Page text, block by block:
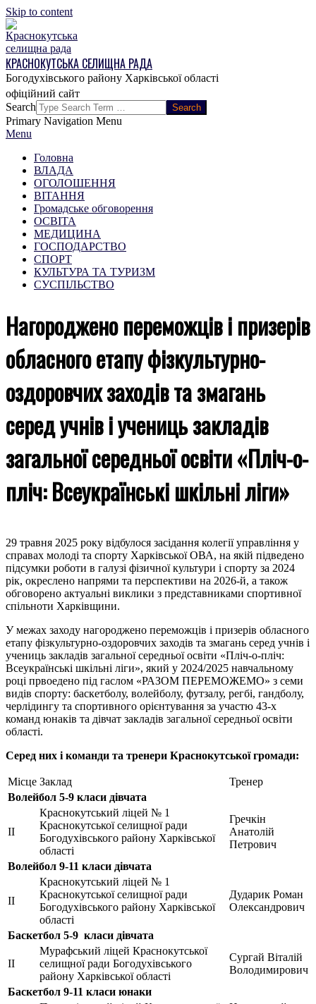
Skip to content
КРАСНОКУТСЬКА СЕЛИЩНА РАДА
Богодухівського району Харківської області
Search
Primary Navigation Menu
Menu
Головна
ВЛАДА
ОГОЛОШЕННЯ
ВІТАННЯ
Громадське обговорення
ОСВІТА
МЕДИЦИНА
ГОСПОДАРСТВО
СПОРТ
КУЛЬТУРА ТА ТУРИЗМ
СУСПІЛЬСТВО
Нагороджено переможців і призерів
обласного етапу фізкультурно-
оздоровчих заходів та змагань
серед учнів і учениць закладів
загальної середньої освіти «Пліч-о-
пліч: Всеукраїнські шкільні ліги»
29 травня 2025 року відбулося засідання колегії управління у
справах молоді та спорту Харківської ОВА, на якій підведено
підсумки роботи в галузі фізичної культури і спорту за 2024
рік, окреслено напрями та перспективи на 2026-й, а також
обговорено актуальні виклики з представниками спортивної
спільноти Харківщини.
У межах заходу нагороджено переможців і призерів обласного
етапу фізкультурно-оздоровчих заходів та змагань серед учнів і
учениць закладів загальної середньої освіти «Пліч-о-пліч:
Всеукраїнські шкільні ліги», який у 2024/2025 навчальному
році првоедено під гаслом «РАЗОМ ПЕРЕМОЖЕМО» з семи
видів спорту: баскетболу, волейболу, футзалу, регбі, гандболу,
черлідингу та спортивного орієнтування за участю 43-х
команд юнаків та дівчат закладів загальної середньої освіти
області.
Серед них і команди та тренери Краснокутської громади:
Місце Заклад
Тренер
Волейбол 5-9 класи дівчата
ІІ
Краснокутський ліцей № 1
Краснокутської селищної ради
Богодухівського району Харківської
області
Гречкін
Анатолій
Петрович
Волейбол 9-11 класи дівчата
ІІ
Краснокутський ліцей № 1
Краснокутської селищної ради
Богодухівського району Харківської
області
Дударик Роман
Олександрович
Баскетбол 5-9 класи дівчата
ІІ
Мурафський ліцей Краснокутської
селищної ради Богодухівського
району Харківської області
Сургай Віталій
Володимирович
Баскетбол 9-11 класи юнаки